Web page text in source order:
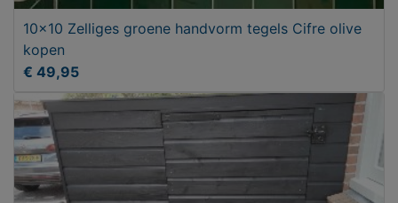
10x10 Zelliges groene handvorm tegels Cifre olive
kopen
€ 49,95